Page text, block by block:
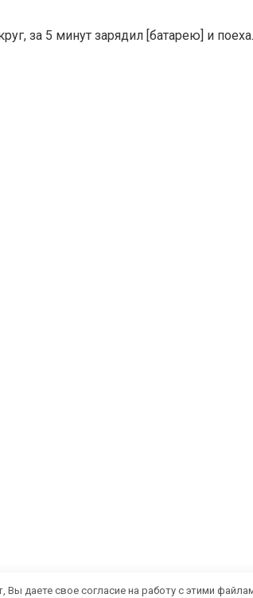
за 5 минут зарядил [батарею] и
даете свое согласие на работу с этими